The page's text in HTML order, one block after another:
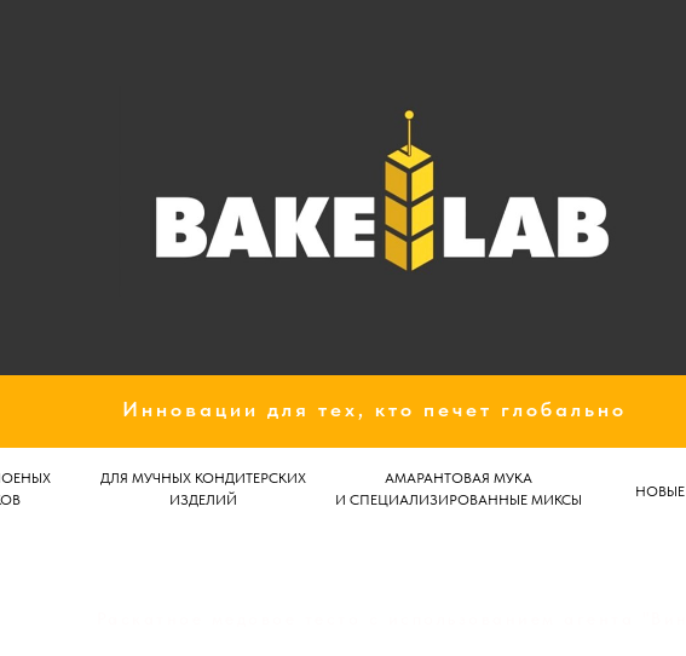
Инновации для тех, кто печет глобально
ДЛЯ МУЧНЫХ КОНДИТЕРСКИХ
ИЗДЕЛИЙ
АМАРАНТОВАЯ МУКА
И СПЕЦИАЛИЗИРОВАННЫЕ МИКСЫ
НОВЫЕ